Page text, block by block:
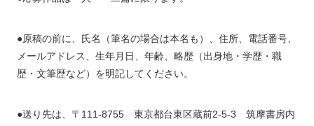
●原稿の前に、氏名（筆名の場合は本名も）、住所、電話番号、
メールアドレス、生年月日、年齢、略歴（出身地・学歴・職
歴・文筆歴など）を明記してください。
●送り先は、〒111-8755 東京都台東区蔵前2-5-3 筑摩書房内